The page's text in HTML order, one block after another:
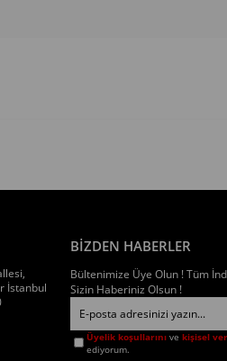
İstanbul
BİZDEN HABERLER
Bültenimize Üye Olun ! Tüm
Sizin Haberiniz Olsun !
Üyelik koşullarınıve kişisel
ediyorum.